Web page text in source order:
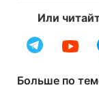
Или
Больше по